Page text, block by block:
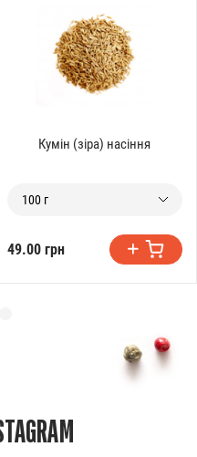
Кумін (зіра) насіння
100 г
49.00 грн